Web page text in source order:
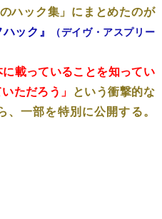
ハック集」にまとめたのが
ック』
（デイヴ・アスプリー
に載っていることを知ってい
ただろう」 という衝撃的な
一部を特別に公開する。